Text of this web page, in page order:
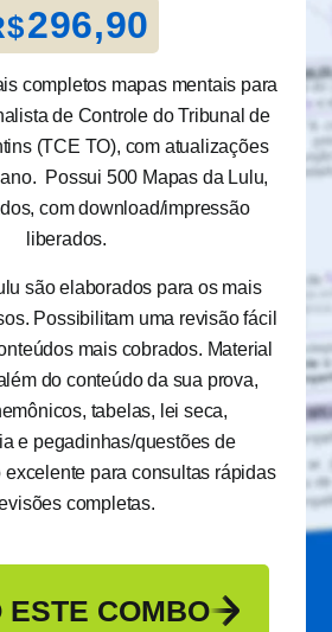
296,90
completos mapas mentais para
de Controle do Tribunal de
(TCE TO), com atualizações
Possui 500 Mapas da Lulu,
com download/impressão
liberados.
são elaborados para os mais
Possibilitam uma revisão fácil
mais cobrados. Material
do conteúdo da sua prova,
tabelas, lei seca,
e pegadinhas/questões de
para consultas rápidas
completas.
ESTE COMBO